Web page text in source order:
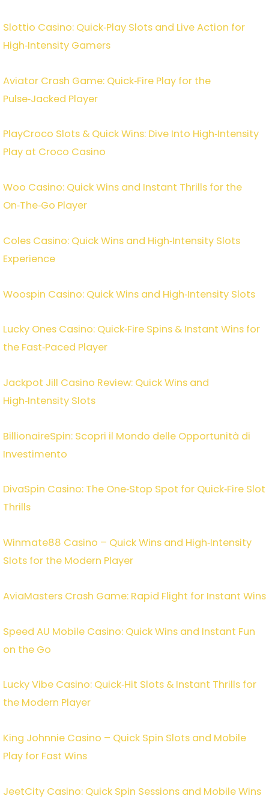
Slottio Casino: Quick‑Play Slots and Live Action for
High‑Intensity Gamers
Aviator Crash Game: Quick‑Fire Play for the
Pulse‑Jacked Player
PlayCroco Slots & Quick Wins: Dive Into High‑Intensity
Play at Croco Casino
Woo Casino: Quick Wins and Instant Thrills for the
On‑The‑Go Player
Coles Casino: Quick Wins and High‑Intensity Slots
Experience
Woospin Casino: Quick Wins and High‑Intensity Slots
Lucky Ones Casino: Quick‑Fire Spins & Instant Wins for
the Fast‑Paced Player
Jackpot Jill Casino Review: Quick Wins and
High‑Intensity Slots
BillionaireSpin: Scopri il Mondo delle Opportunità di
Investimento
DivaSpin Casino: The One‑Stop Spot for Quick‑Fire Slot
Thrills
Winmate88 Casino – Quick Wins and High‑Intensity
Slots for the Modern Player
AviaMasters Crash Game: Rapid Flight for Instant Wins
Speed AU Mobile Casino: Quick Wins and Instant Fun
on the Go
Lucky Vibe Casino: Quick‑Hit Slots & Instant Thrills for
the Modern Player
King Johnnie Casino – Quick Spin Slots and Mobile
Play for Fast Wins
JeetCity Casino: Quick Spin Sessions and Mobile Wins